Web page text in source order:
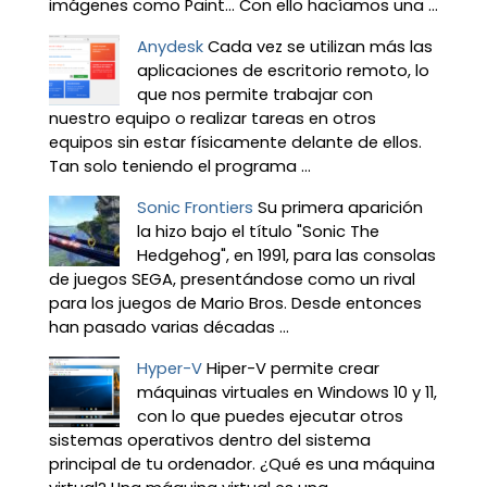
imágenes como Paint… Con ello hacíamos una ...
Anydesk Cada vez se utilizan más las
aplicaciones de escritorio remoto, lo
que nos permite trabajar con
nuestro equipo o realizar tareas en otros
equipos sin estar físicamente delante de ellos.
Tan solo teniendo el programa ...
Sonic Frontiers Su primera aparición
la hizo bajo el título "Sonic The
Hedgehog", en 1991, para las consolas
de juegos SEGA, presentándose como un rival
para los juegos de Mario Bros. Desde entonces
han pasado varias décadas ...
Hyper-V Hiper-V permite crear
máquinas virtuales en Windows 10 y 11,
con lo que puedes ejecutar otros
sistemas operativos dentro del sistema
principal de tu ordenador. ¿Qué es una máquina